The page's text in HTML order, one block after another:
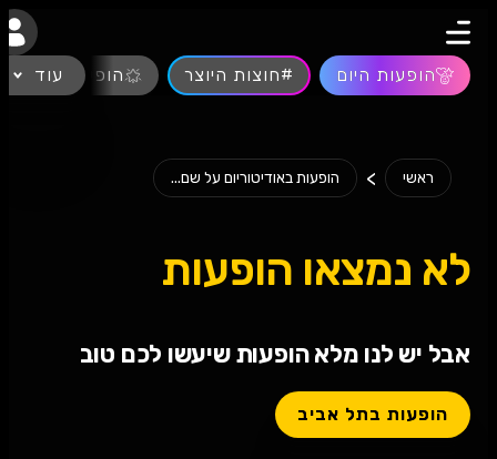
הופעות היום #חוצות היוצר הופעות חיות
עוד
ראשי > הופעות באודיטוריום על שם...
לא נמצאו הופעות
אבל יש לנו מלא הופעות שיעשו לכם טוב
הופעות בתל אביב